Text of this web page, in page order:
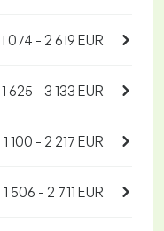
1 074 - 2 619 EUR
1 625 - 3 133 EUR
1 100 - 2 217 EUR
1 506 - 2 711 EUR